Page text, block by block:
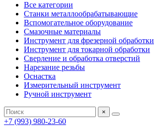
Все категории
Станки металлообрабатывающие
Вспомогательное оборудование
Смазочные материалы
Инструмент для фрезерной обработки
Инструмент для токарной обработки
Сверление и обработка отверстий
Нарезание резьбы
Оснастка
Измерительный инструмент
Ручной инструмент
×
+7 (993) 980-23-60